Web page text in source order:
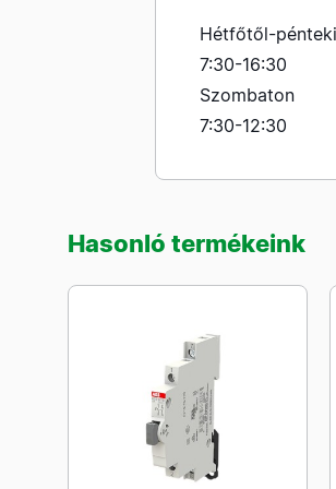
Hétfőtől-
7:30-16:30
Szombaton
7:30-12:30
Hasonló termékeink